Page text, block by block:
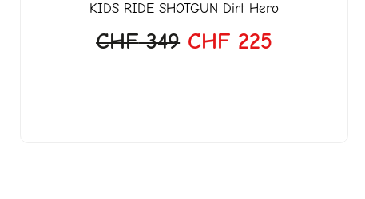
KIDS RIDE SHOTGUN Dirt Hero
CHF349 CHF 225